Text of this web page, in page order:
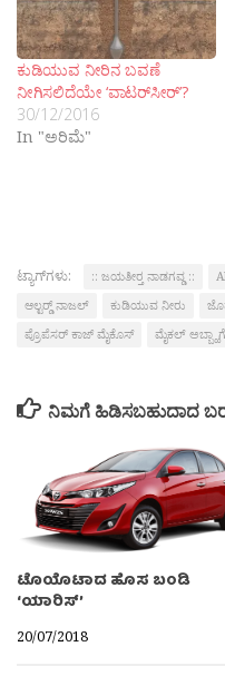
ಕುಡಿಯುವ ನೀರಿನ ಬವಣೆ
ನೀಗಿಸಲಿದೆಯೇ ‘ವಾಟರ್‌ಸೀರ್’?
30/12/2016
In "ಅರಿಮೆ"
ಟ್ಯಾಗ್‌ಗಳು: :: ಜಯತೀರ‍್ತ ನಾಡಗವ್ಡ ::
ಆಲ್ಟರ್‍ಡ್ ನಾಜಲ್
ಕುಡಿಯುವ ನೀರು
ಪ್ರೊಪೆಸರ್ ಕಾಜ್ ಮೈಕೊಸ್
ಮೈಕಲ್
ನಿಮಗೆ ಹಿಡಿಸಬಹುದಾದ
ಟೊಯೊಟಾದ ಹೊಸ ಬಂಡಿ
‘ಯಾರಿಸ್’
20/07/2018